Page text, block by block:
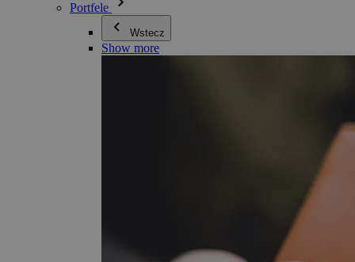
Portfele
Wstecz
Show more